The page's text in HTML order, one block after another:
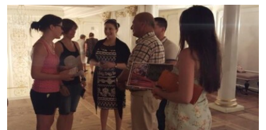
ARAŞDIRMA
MULTIMEDIA
VIDEO
FOTOQALEREYA
İNFOQRAFIKA
KARIKATURA
RADIO ARXIV
OXU ZALI
AZƏRBAYCAN ƏDƏBIYYATI KITABXANASI
İSLAM VƏ DEMOKRATIYA
HAQQIMIZDA
MISSIYAMIZ
PEŞƏ ETIKASI VƏ JURNALISTIKA STANDARTLARIMIZ
BIZI IZLƏ